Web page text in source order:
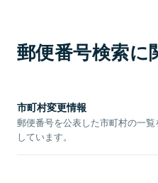
郵便番号検索に
市町村変更情報
郵便番号を公表した市町村の一
しています。